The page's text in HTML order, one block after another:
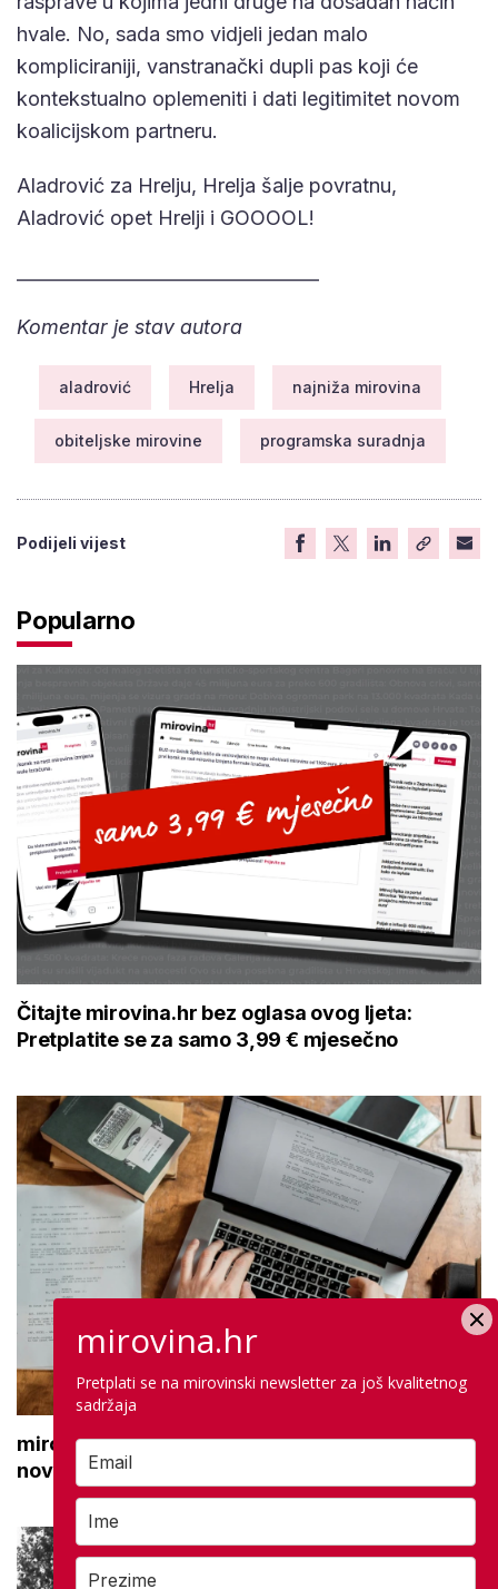
hvale. No, sada smo vidjeli jedan malo
kompliciraniji, vanstranački dupli pas koji će
kontekstualno oplemeniti i dati legitimitet novom
koalicijskom partneru.
Aladrović za Hrelju, Hrelja šalje povratnu,
Aladrović opet Hrelji i GOOOOL!
Komentar je stav autora
aladrović Hrelja najniža mirovina
obiteljske mirovine programska suradnja
Podijeli vijest
Popularno
Čitajte mirovina.hr bez oglasa ovog ljeta:
Pretplatite se za samo 3,99 € mjesečno
mirovina.hr zapošljava: Tražimo novinara ili
novinarku koji će se pridružiti našem timu
mirovina.hr
Pretplati se na mirovinski newsletter za još kvalitetnog
sadržaja